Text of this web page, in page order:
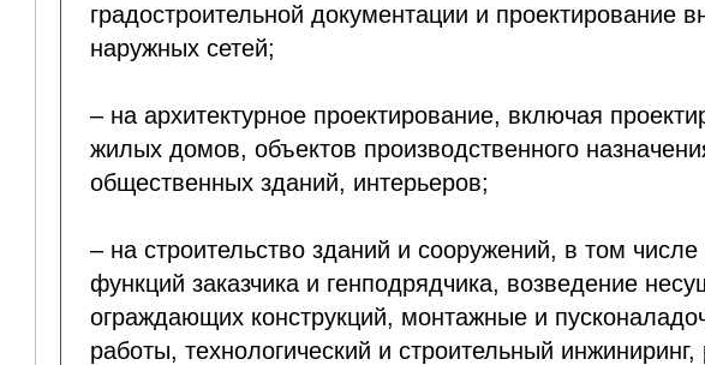
градостроительной документации и проектирование
наружных сетей;
– на архитектурное проектирование, включая
жилых домов, объектов производственного
общественных зданий, интерьеров;
– на строительство зданий и сооружений, в том
функций заказчика и генподрядчика, возведение
ограждающих конструкций, монтажные и
работы, технологический и строительный инжиниринг,